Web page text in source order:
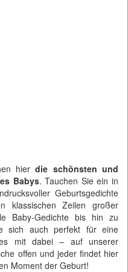
hierdie schönsten und
Babys. Tauchen Sie ein in
Geburtsgedichte
klassischen Zeilen großer
Baby-Gedichte bis hin zu
sich auch perfekt für eine
mit dabei – auf unserer
offen und jeder findet hier
Moment der Geburt!